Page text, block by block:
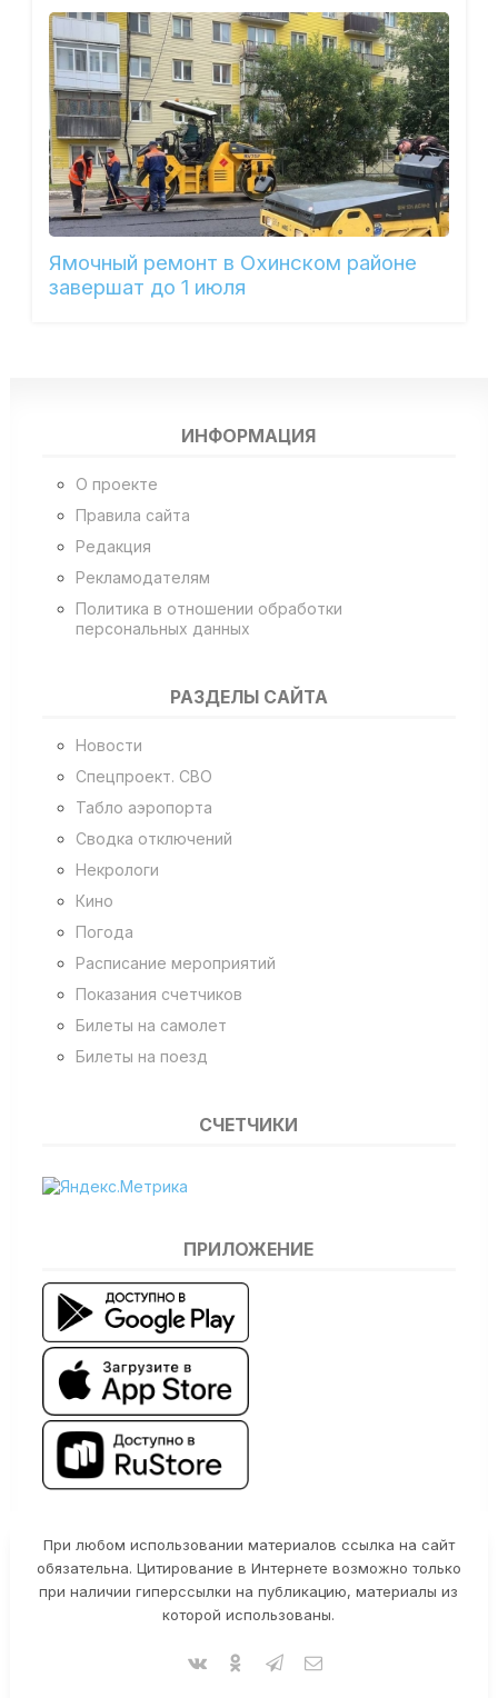
Ямочный ремонт в Охинском районе
завершат до 1 июля
ИНФОРМАЦИЯ
О проекте
Правила сайта
Редакция
Рекламодателям
Политика в отношении обработки
персональных данных
РАЗДЕЛЫ САЙТА
Новости
Спецпроект. СВО
Табло аэропорта
Сводка отключений
Некрологи
Кино
Погода
Расписание мероприятий
Показания счетчиков
Билеты на самолет
Билеты на поезд
СЧЕТЧИКИ
ПРИЛОЖЕНИЕ
При любом использовании материалов ссылка на сайт
обязательна. Цитирование в Интернете возможно только
при наличии гиперссылки на публикацию, материалы из
которой использованы.